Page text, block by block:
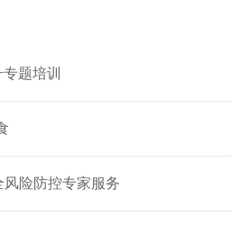
题培训
险防控专家服务